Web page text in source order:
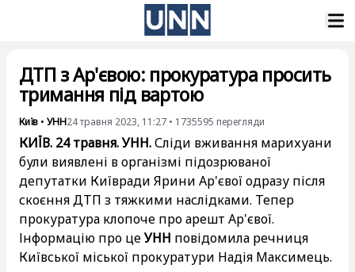
ДТП з Ар'євою: прокуратура просить
тримання під вартою
Київ • УНН24 травня 2023, 11:27 • 1735595 перегляди
КИЇВ. 24 травня. УНН.Сліди вживання марихуани
були виявлені в організмі підозрюваної
депутатки Київради Ярини Ар'євої одразу після
скоєння ДТП з тяжкими наслідками. Тепер
прокуратура клопоче про арешт Ар'євої.
Інформацію про цеУНН повідомила речниця
Київської міської прокуратури Надія Максимець.